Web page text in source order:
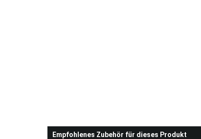
Empfohlenes Zubehör für dieses Produkt